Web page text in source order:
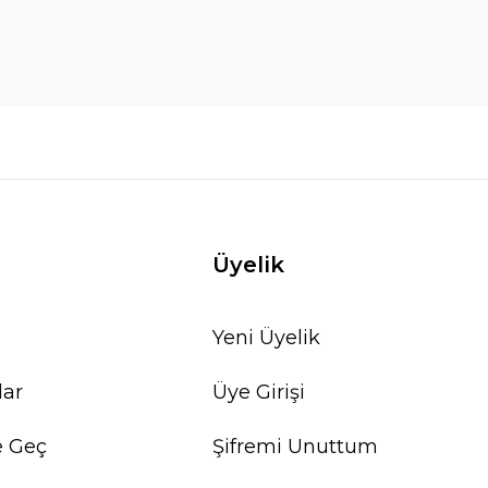
Geç
Üyelik
Yeni Üyelik
Üye Girişi
Şifremi Unuttum